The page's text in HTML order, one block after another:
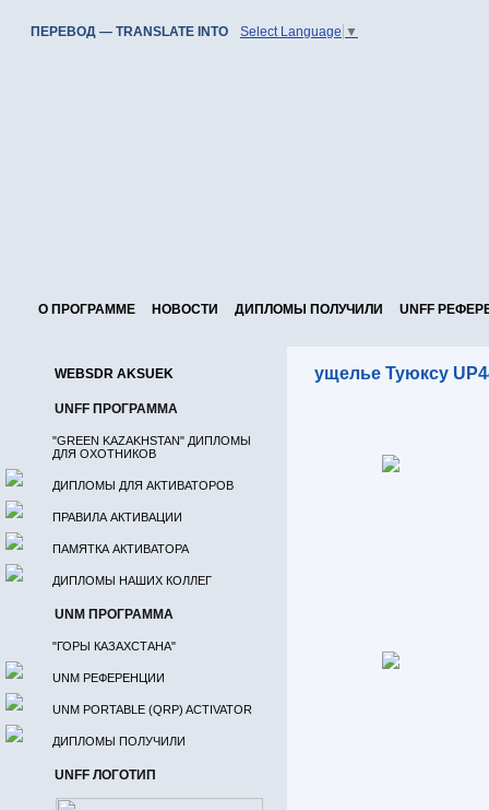
ПЕРЕВОД — TRANSLATE INTO Select Language ▼
О ПРОГРАММЕ НОВОСТИ ДИПЛОМЫ ПОЛУЧИЛИ UNFF
WEBSDR AKSUEK
UNFF ПРОГРАММА
"GREEN KAZAKHSTAN" ДИПЛОМЫ
ДЛЯ ОХОТНИКОВ
ДИПЛОМЫ ДЛЯ АКТИВАТОРОВ
ПРАВИЛА АКТИВАЦИИ
ПАМЯТКА АКТИВАТОРА
ДИПЛОМЫ НАШИХ КОЛЛЕГ
UNM ПРОГРАММА
"ГОРЫ КАЗАХСТАНА"
UNM РЕФЕРЕНЦИИ
UNM PORTABLE (QRP) ACTIVATOR
ДИПЛОМЫ ПОЛУЧИЛИ
UNFF ЛОГОТИП
ущелье Туюксу